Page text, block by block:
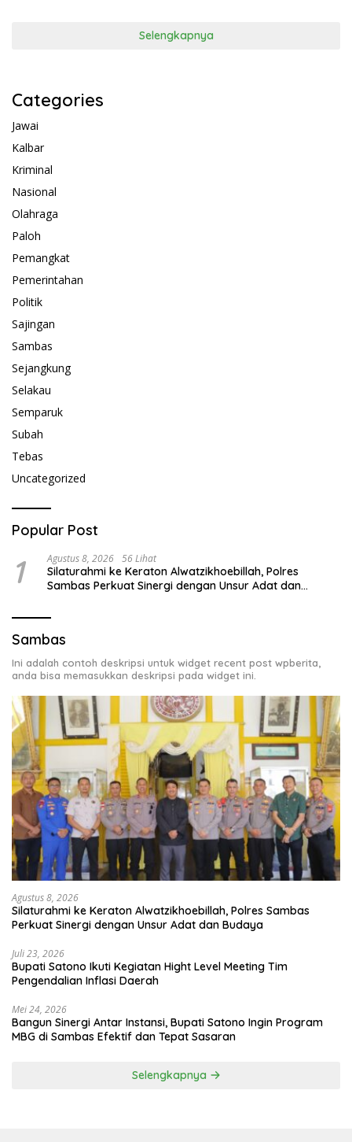
Selengkapnya
Categories
Jawai
Kalbar
Kriminal
Nasional
Olahraga
Paloh
Pemangkat
Pemerintahan
Politik
Sajingan
Sambas
Sejangkung
Selakau
Semparuk
Subah
Tebas
Uncategorized
Popular Post
1 Agustus 8, 2026 56 Lihat
Silaturahmi ke Keraton Alwatzikhoebillah, Polres
Sambas Perkuat Sinergi dengan Unsur Adat dan
Sambas
Ini adalah contoh deskripsi untuk widget recent post wpberita,
anda bisa memasukkan deskripsi pada widget ini.
Agustus 8, 2026
Silaturahmi ke Keraton Alwatzikhoebillah, Polres Sambas
Perkuat Sinergi dengan Unsur Adat dan Budaya
Juli 23, 2026
Bupati Satono Ikuti Kegiatan Hight Level Meeting Tim
Pengendalian Inflasi Daerah
Mei 24, 2026
Bangun Sinergi Antar Instansi, Bupati Satono Ingin Program
MBG di Sambas Efektif dan Tepat Sasaran
Selengkapnya